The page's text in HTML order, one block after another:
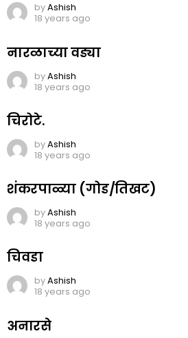
byAshish
18 years ago
नारळाच्या वड्या
byAshish
18 years ago
चिरोटे.
byAshish
18 years ago
शंकरपाळ्या (गोड/तिखट)
byAshish
18 years ago
चिवडा
byAshish
18 years ago
अनारसे